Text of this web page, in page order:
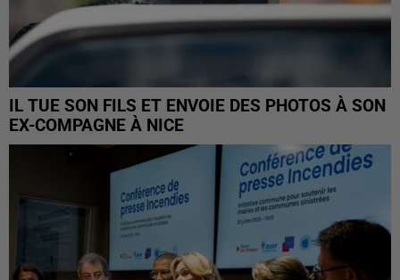
IL TUE SON FILS ET ENVOIE DES PHOTOS À SON
EX-COMPAGNE À NICE